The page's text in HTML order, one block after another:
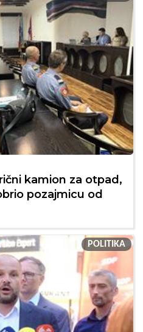
kamion za otpad,
pozajmicu od
POLITIKA